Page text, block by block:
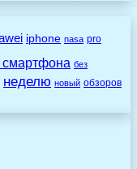
iphone nasa pro
без
неделю новый обзоров